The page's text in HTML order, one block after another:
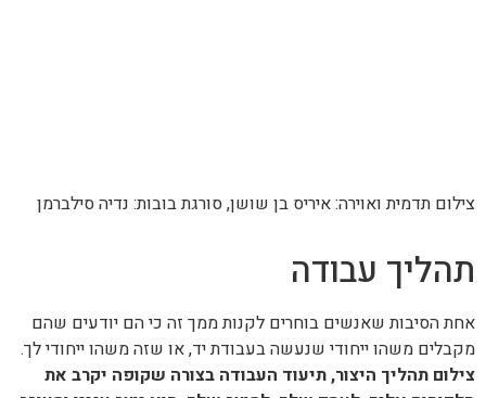
צילום תדמית ואוירה: איריס בן שושן, סורגת בובות: נדיה סילברמן
תהליך עבודה
אחת הסיבות שאנשים בוחרים לקנות ממך זה כי הם יודעים שהם
מקבלים משהו ייחודי שנעשה בעבודת יד, או שזה משהו ייחודי לך.
צילום תהליך היצור, תיעוד העבודה בצורה שקופה יקרב את